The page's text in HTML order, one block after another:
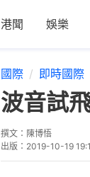
港聞 娛樂
國際 即時國際
波音試
撰文： 陳博悟
出版： 2019-10-19